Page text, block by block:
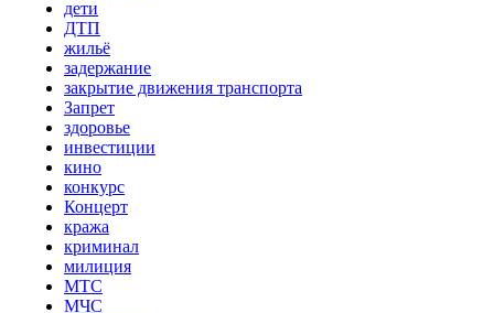
дети
ДТП
жильё
задержание
закрытие движения транспорта
Запрет
здоровье
инвестиции
кино
конкурс
Концерт
кража
криминал
милиция
МТС
МЧС